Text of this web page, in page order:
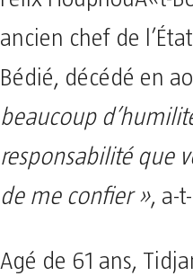
ancien chef de
Bédié, décédé en
beaucoup
responsabilité que
de me confier », a-
Agé de 61 ans,